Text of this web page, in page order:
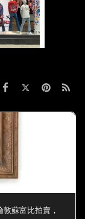
蘇富比拍賣，